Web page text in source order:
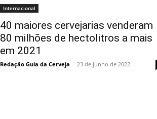
Internacional
40 maiores cervejarias venderam
80 milhões de hectolitros a mais
em 2021
Redação Guia da Cerveja - 23 de junho de 2022